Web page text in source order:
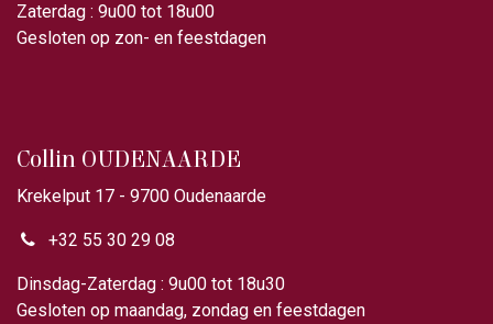
Zaterdag : 9u00 tot 18u00
Gesloten op zon- en feestdagen
Collin OUDENAARDE
Krekelput 17 - 9700 Oudenaarde
+32 55 30 29 08
Dinsdag-Zaterdag : 9u00 tot 18u30
Gesloten op maandag, zondag en feestdagen